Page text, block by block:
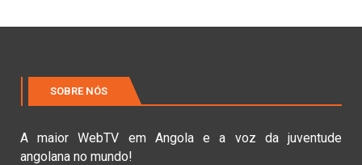
SOBRE NÓS
A maior WebTV em Angola e a voz da juventude
angolana no mundo!